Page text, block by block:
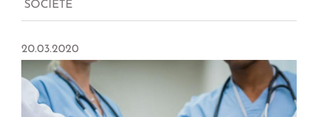
SOCIÉTÉ
20.03.2020